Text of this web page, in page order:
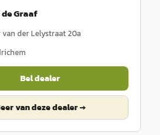
Graaf
der Lelystraat 20a
Bel dealer
van deze dealer →